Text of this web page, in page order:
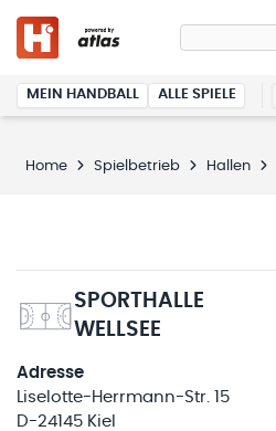
MEIN HANDBALL ALLE SPIELE
Home Spielbetrieb Hallen
SPORTHALLE
WELLSEE
Adresse
Liselotte-Herrmann-Str. 15
D-24145 Kiel